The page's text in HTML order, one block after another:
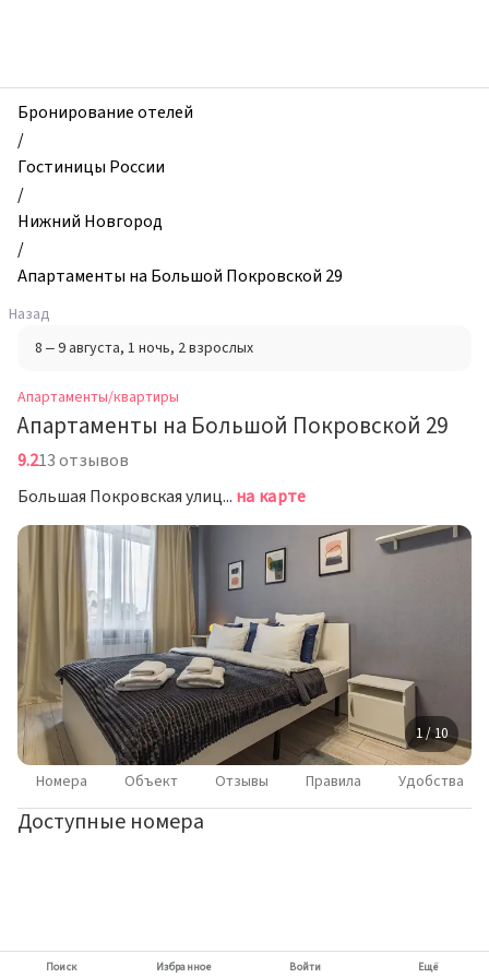
и
квартиры,
Апартаменты
на
Большой
Покровской
29,
Нижний
Новгород,
Россия
Бронирование отелей
/
Гостиницы России
/
Нижний Новгород
/
Апартаменты на Большой Покровской 29
Назад
8 – 9 августа, 1 ночь, 2 взрослых
Апартаменты/квартиры
Апартаменты на Большой Покровской 29
9.213 отзывов
Большая Покровская улица, д.29, Нижний Новгород на карте
1 / 10
Номера Объект Отзывы Правила Удобства
Доступные номера
Поиск Избранное Войти Ещё